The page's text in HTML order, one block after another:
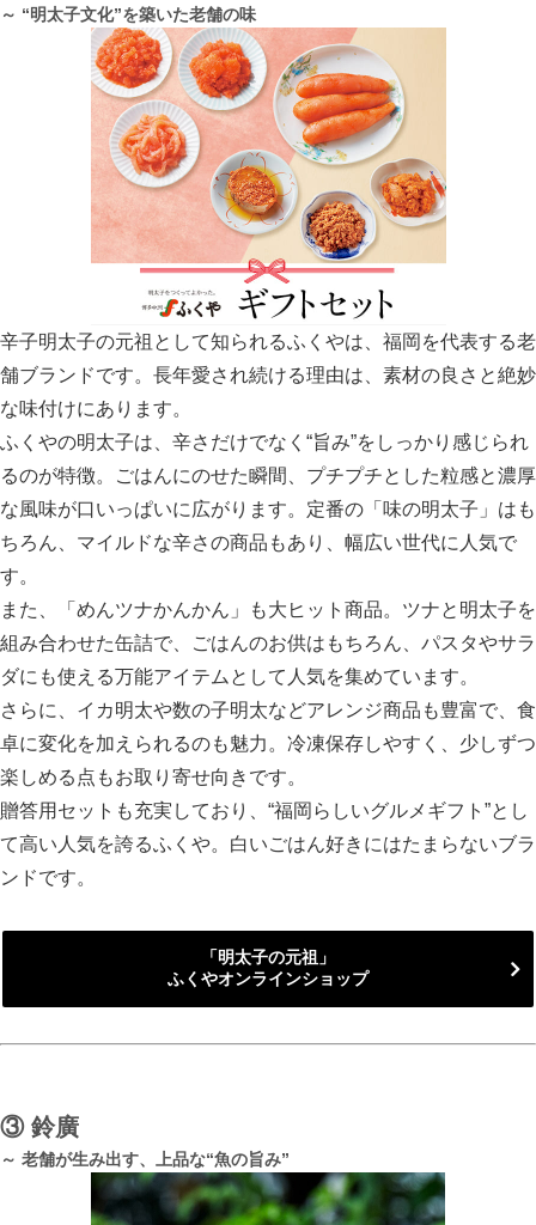
～ “明太子文化”を築いた老舗の味
辛子明太子の元祖として知られるふくやは、福岡を代表する老
舗ブランドです。長年愛され続ける理由は、素材の良さと絶妙
な味付けにあります。
ふくやの明太子は、辛さだけでなく“旨み”をしっかり感じられ
るのが特徴。ごはんにのせた瞬間、プチプチとした粒感と濃厚
な風味が口いっぱいに広がります。定番の「味の明太子」はも
ちろん、マイルドな辛さの商品もあり、幅広い世代に人気で
す。
また、「めんツナかんかん」も大ヒット商品。ツナと明太子を
組み合わせた缶詰で、ごはんのお供はもちろん、パスタやサラ
ダにも使える万能アイテムとして人気を集めています。
さらに、イカ明太や数の子明太などアレンジ商品も豊富で、食
卓に変化を加えられるのも魅力。冷凍保存しやすく、少しずつ
楽しめる点もお取り寄せ向きです。
贈答用セットも充実しており、“福岡らしいグルメギフト”とし
て高い人気を誇るふくや。白いごはん好きにはたまらないブラ
ンドです。
「明太子の元祖」
ふくやオンラインショップ
③ 鈴廣
～ 老舗が生み出す、上品な“魚の旨み”